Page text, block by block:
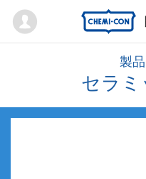
Mypage
製
セラミ